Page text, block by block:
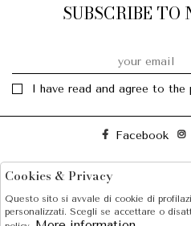
SUBSCRIBE TO
I have read and agree to the
Facebook
Cookies & Privacy
Questo sito si avvale di cookie di
personalizzati. Scegli se accettare o